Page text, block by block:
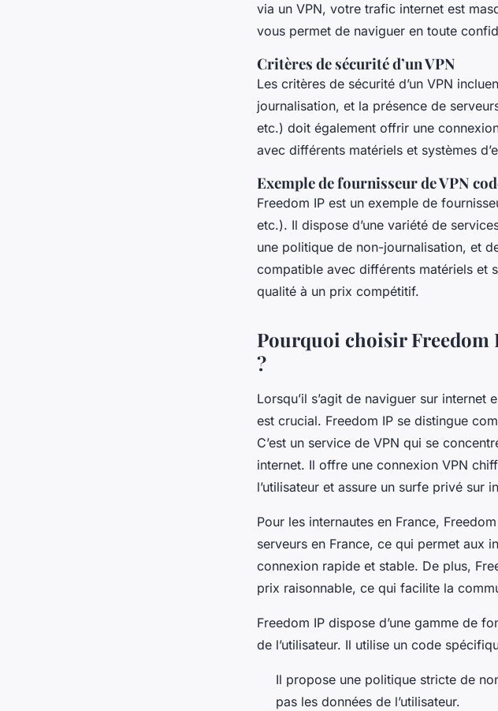
via un VPN, votre trafic internet est
vous permet de naviguer en toute
Critères de sécurité d’un VPN
Les critères de sécurité d’un VPN
journalisation, et la présence de
etc.) doit également offrir une
avec différents matériels et systèmes
Exemple de fournisseur de VPN
Freedom IP est un exemple de
etc.). Il dispose d’une variété de
une politique de non-journalisation, et
compatible avec différents matériels et
qualité à un prix compétitif.
Pourquoi choisir Freedom
?
Lorsqu’il s’agit de naviguer sur internet
est crucial. Freedom IP se distingue
C’est un service de VPN qui se
internet. Il offre une connexion VPN
l’utilisateur et assure un surfe privé sur
Pour les internautes en France,
serveurs en France, ce qui permet aux
connexion rapide et stable. De plus,
prix raisonnable, ce qui facilite la
Freedom IP dispose d’une gamme de
de l’utilisateur. Il utilise un code
Il propose une politique stricte de
pas les données de l’utilisateur.